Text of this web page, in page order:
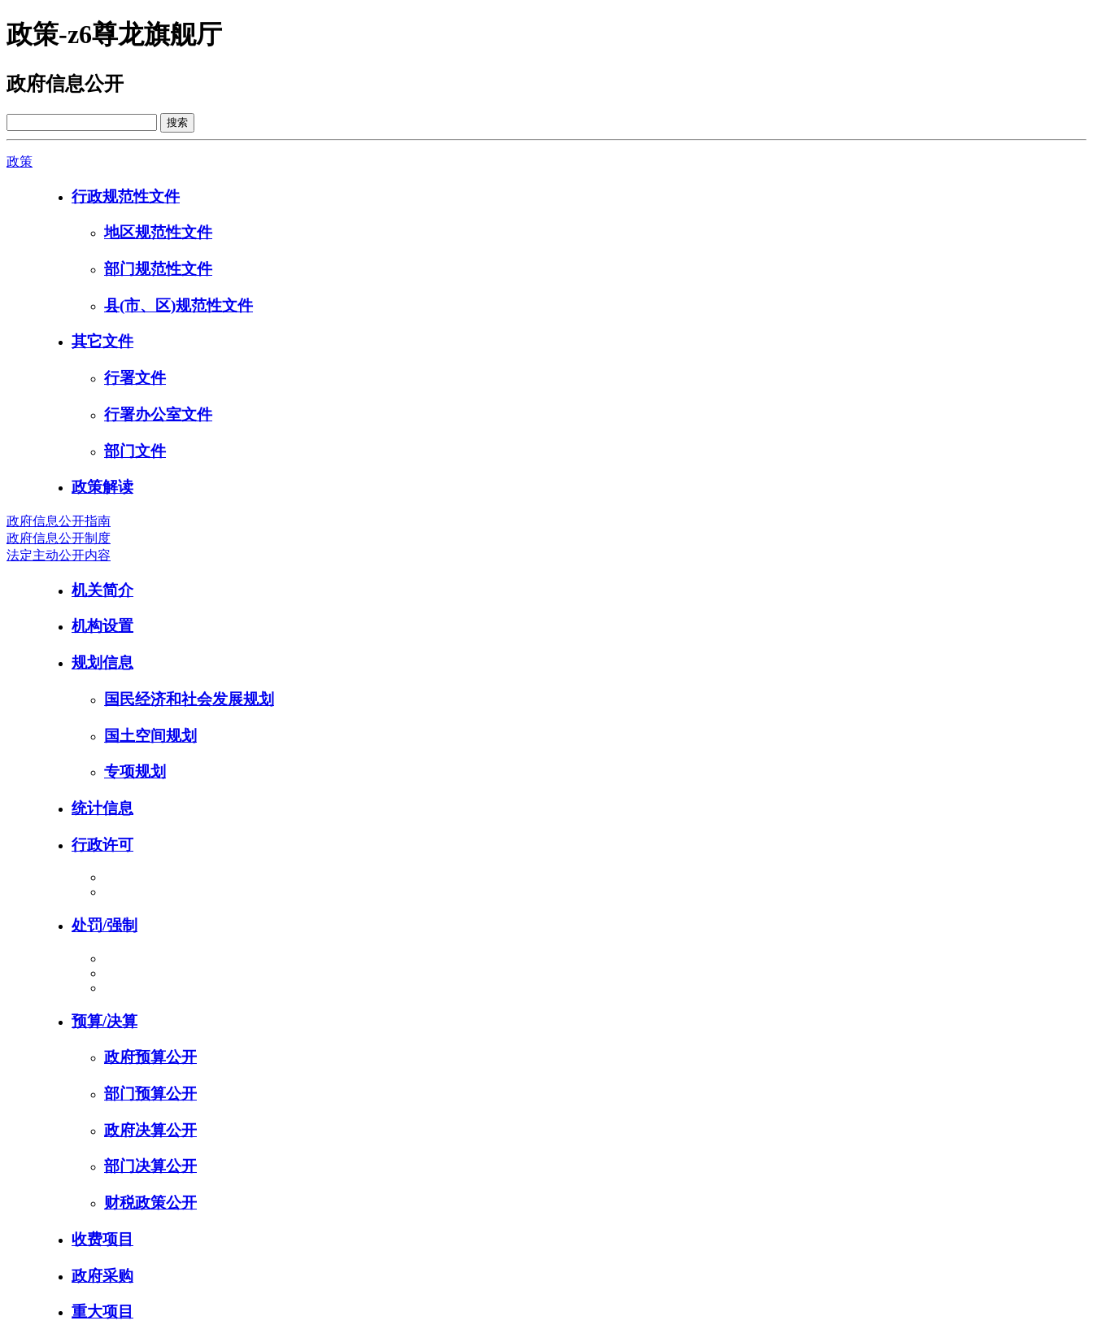
政策-z6尊龙旗舰厅
政府信息公开
政策
行政规范性文件
地区规范性文件
部门规范性文件
县(市、区)规范性文件
其它文件
行署文件
行署办公室文件
部门文件
政策解读
政府信息公开指南
政府信息公开制度
法定主动公开内容
机关简介
机构设置
规划信息
国民经济和社会发展规划
国土空间规划
专项规划
统计信息
行政许可
处罚/强制
预算/决算
政府预算公开
部门预算公开
政府决算公开
部门决算公开
财税政策公开
收费项目
政府采购
重大项目